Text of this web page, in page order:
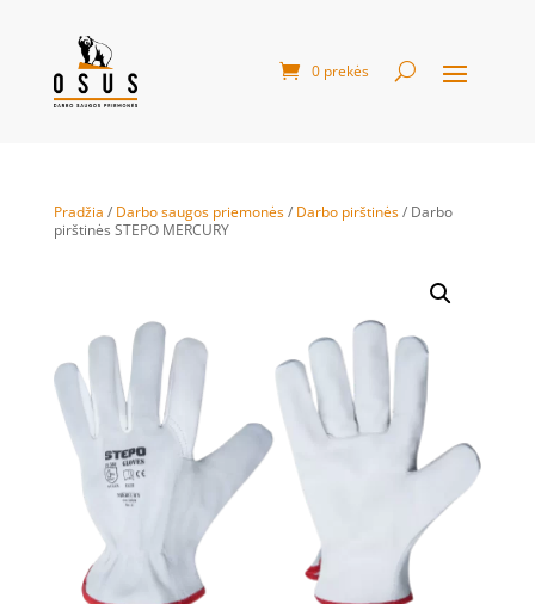
0 prekės
Pradžia / Darbo saugos priemonės/ Darbo pirštinės/ Darbo
pirštinės STEPO MERCURY